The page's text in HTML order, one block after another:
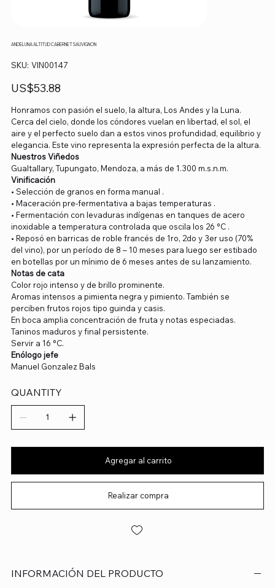
ANDELUNA ALTITUD CABERNET SAUVIGNON
SKU: SKU
VIN00147
VIN00147
Precio
US$53.88
Honramos con pasión el suelo, la altura, Los Andes y la Luna.
Cerca del cielo, donde los cóndores vuelan en libertad, el sol, el
aire y el perfecto suelo dan a estos vinos profundidad, equilibrio y
elegancia. Este vino representa la expresión perfecta de la altura.
Nuestros Viñedos
Gualtallary, Tupungato, Mendoza, a más de 1.300 m.s.n.m.
Vinificación
• Selección de granos en forma manual .
• Maceración pre-fermentativa a bajas temperaturas .
• Fermentación con levaduras indígenas en tanques de acero
inoxidable a temperatura controlada que oscila los 26 °C .
• Reposó en barricas de roble francés de 1ro, 2do y 3er uso (70%
del vino), por un período de 8 – 10 meses para luego ser estibado
en botellas por un mínimo de 6 meses antes de su lanzamiento.
Notas de cata
Color rojo intenso y de brillo prominente.
Aromas intensos a pimienta negra y pimiento. También se
perciben frutos rojos tipo guinda y casis.
En boca amplia concentración de fruta y notas especiadas.
Taninos maduros y final persistente.
Servir a 16 °C.
Enólogo jefe
Manuel Gonzalez Bals
QUANTITY
Agregar al carrito
Realizar compra
INFORMACIÓN DEL PRODUCTO